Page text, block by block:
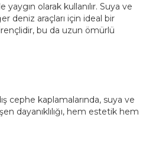
olarak kullanılır. Suya ve
deniz araçları için ideal bir
bu da uzun ömürlü
cephe kaplamalarında, suya ve
dayanıklılığı, hem estetik hem